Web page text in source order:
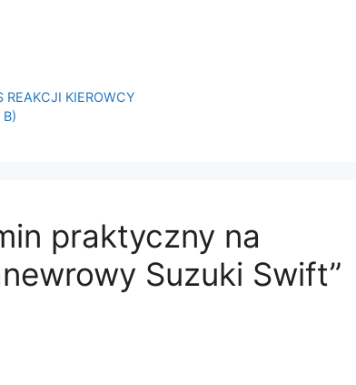
KIEROWCY
praktyczny na
Suzuki Swift”